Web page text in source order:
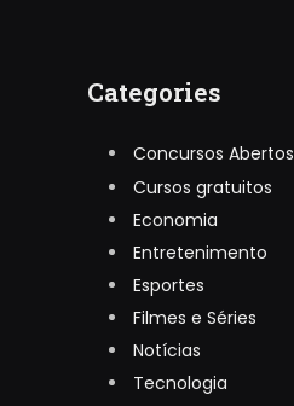
Categories
Concursos Abertos
Cursos gratuitos
Economia
Entretenimento
Esportes
Filmes e Séries
Notícias
Tecnologia